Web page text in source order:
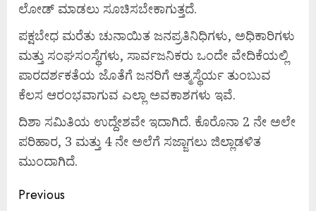
ಲೋಡ್ ಮಾಡಲು ಸೂಚಿಸಬೇಕಾಗುತ್ತದೆ.
ಪಕ್ಷಬೇಧ ಮರೆತು ಚುನಾಯಿತ ಜನಪ್ರತಿನಿಧಿಗಳು, ಅಧಿಕಾರಿಗಳು
ಮತ್ತು ಸಂಘಸಂಸ್ಥೆಗಳು, ಸಾರ್ವಜನಿಕರು ಒಂದೇ ವೇದಿಕೆಯಲ್ಲಿ
ಪಾರದರ್ಶಕತೆಯ ಜೊತೆಗೆ ಜನರಿಗೆ ಆತ್ಮಸ್ಥೆರ್ಯ ತುಂಬುವ
ಕೆಲಸ ಆರಂಭವಾಗುವ ಎಲ್ಲಾ ಅವಕಾಶಗಳು ಇವೆ.
ದಿಶಾ ಸಮಿತಿಯ ಉದ್ದೇಶವೇ ಇದಾಗಿದೆ. ಕೊರೊನಾ 2 ನೇ ಅಲೇ
ಪರಿಹಾರ, 3 ಮತ್ತು 4 ನೇ ಅಲೆಗೆ ಸಜ್ಜಾಗಲು ಜಿಲ್ಲಾಡಳಿತ
ಮುಂದಾಗಿದೆ.
Previous